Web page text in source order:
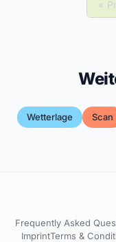
«
Wetterlage Scan
Frequently Asked
ImprintTerms &